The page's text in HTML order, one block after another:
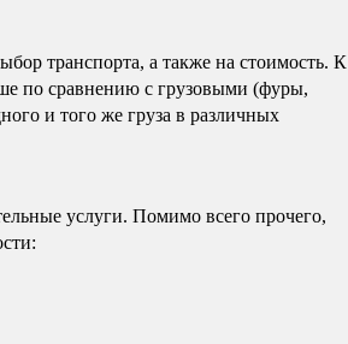
транспорта, а также на стоимость. К
по сравнению с грузовыми (фуры,
и того же груза в различных
услуги. Помимо всего прочего,